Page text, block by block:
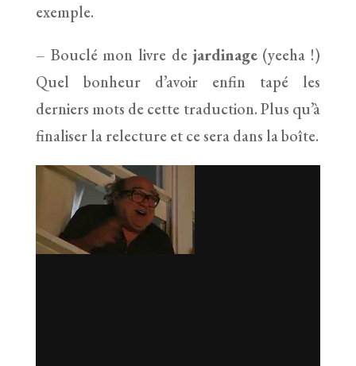
exemple.
– Bouclé mon livre de jardinage(yeeha !)
Quel bonheur d’avoir enfin tapé les
derniers mots de cette traduction. Plus qu’à
finaliser la relecture et ce sera dans la boîte.